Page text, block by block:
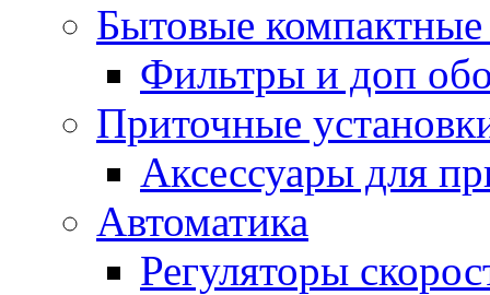
Бытовые
Фильтры и доп
Приточные
Аксессуары для
Автоматика
Регуляторы